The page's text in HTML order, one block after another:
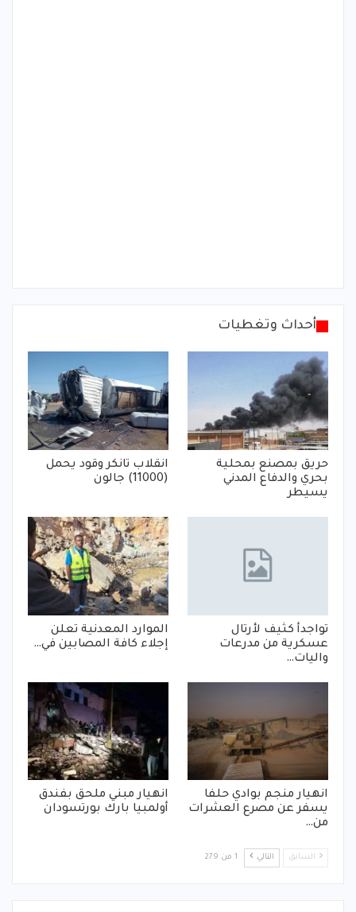
أحداث وتغطيات
حريق بمصنع بمحلية
بحري والدفاع المدني
يسيطر
انقلاب تانكر وقود يحمل
(11000) جالون
تواجدأ كثيف لأرتال
عسكرية من مدرعات
واليات…
الموارد المعدنية تعلن
إجلاء كافة المصابين في…
انهيار منجم بوادي حلفا
يسفر عن مصرع العشرات
من…
انهيار مبني ملحق بفندق
أولمبيا بارك بورتسودان
السابق التالي 1 من 279